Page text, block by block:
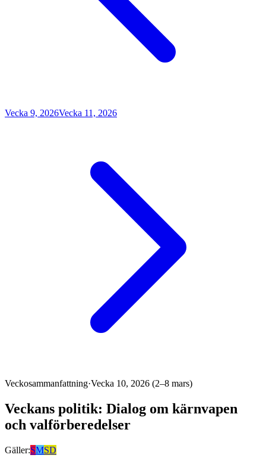
Vecka 9, 2026Vecka 11, 2026
Veckosammanfattning·Vecka 10, 2026 (2–8 mars)
Veckans politik: Dialog om kärnvapen
och valförberedelser
Gäller:SMSD